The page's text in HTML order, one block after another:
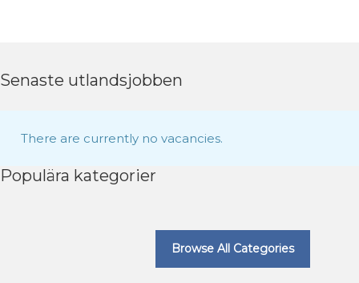
Senaste utlandsjobben
There are currently no vacancies.
Populära kategorier
Browse All Categories